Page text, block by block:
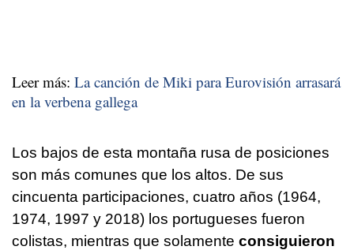
Leer más: La canción de Miki para Eurovisión arrasará
en la verbena gallega
Los bajos de esta montaña rusa de posiciones
son más comunes que los altos. De sus
cincuenta participaciones, cuatro años (1964,
1974, 1997 y 2018) los portugueses fueron
colistas, mientras que solamente consiguieron